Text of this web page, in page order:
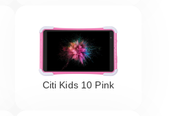
Citi Kids 10 Pink